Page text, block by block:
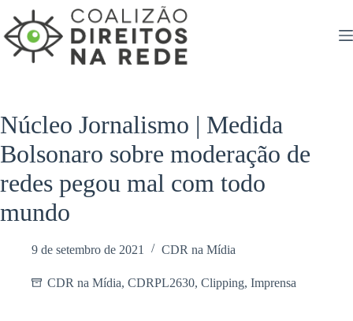
para
o
conteúdo
Núcleo Jornalismo | Medida
Bolsonaro sobre moderação de
redes pegou mal com todo
mundo
9 de setembro de 2021 CDR na Mídia
CDR na Mídia, CDRPL2630, Clipping, Imprensa